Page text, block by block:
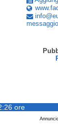
info@
ore